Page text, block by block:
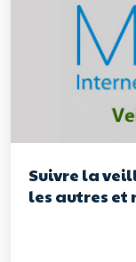
Suivre la
les autres et